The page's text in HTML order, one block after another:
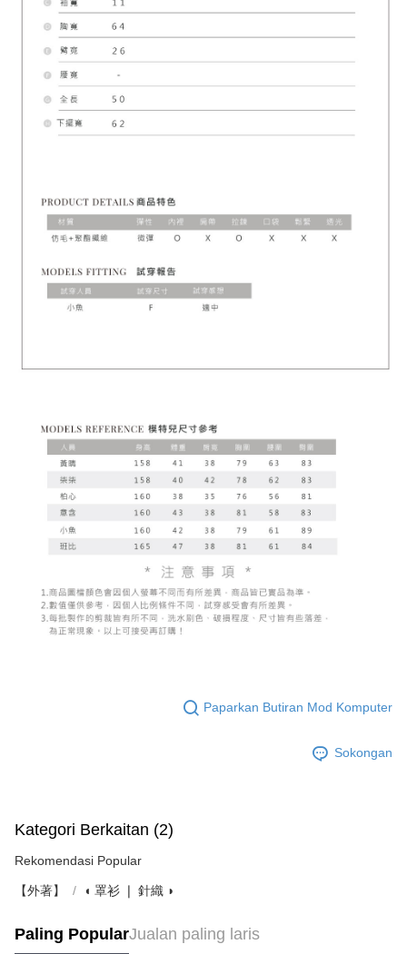
Paparkan Butiran Mod Komputer
Sokongan
Kategori Berkaitan (2)
Rekomendasi Popular
【外著】 ◖ 罩衫 ❘ 針織 ◗
Paling PopularJualan paling laris